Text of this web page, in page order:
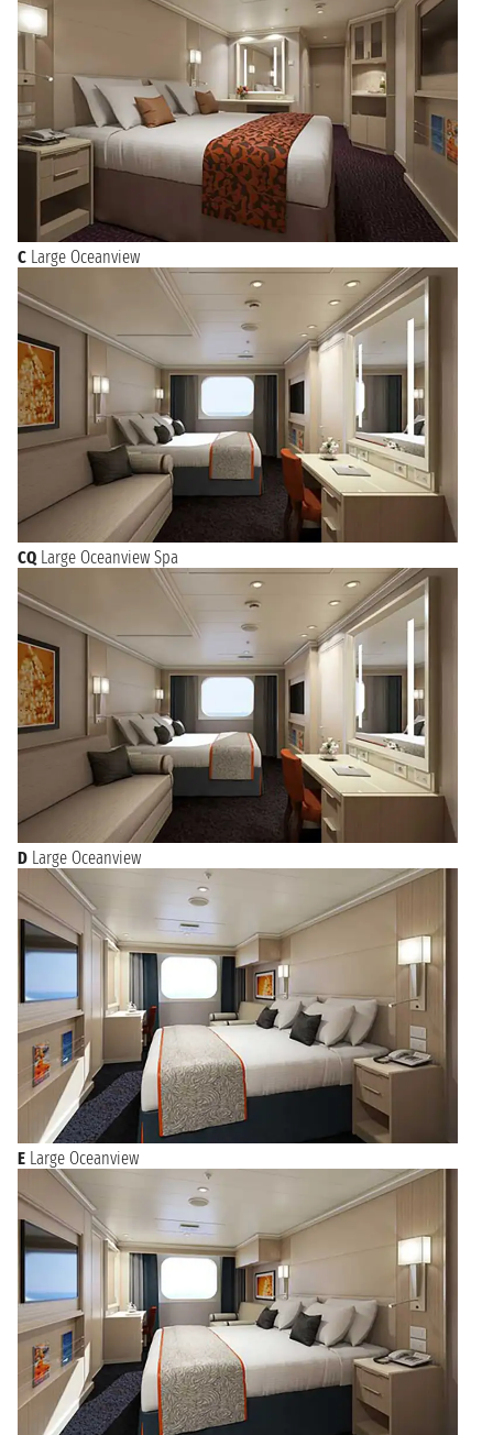
C Large Oceanview
CQ Large Oceanview Spa
D Large Oceanview
E Large Oceanview